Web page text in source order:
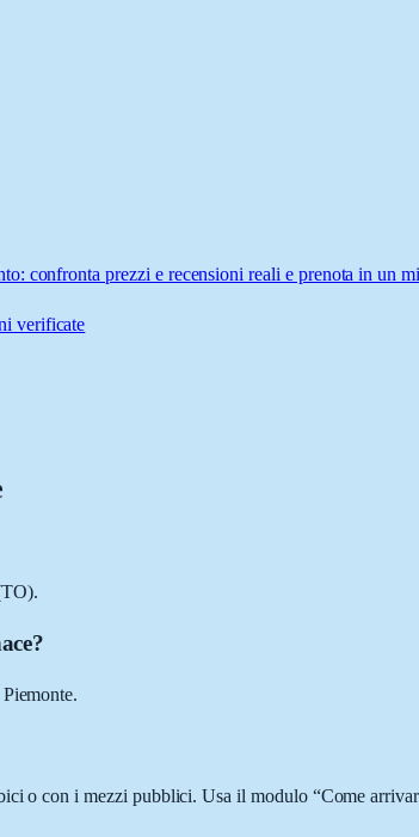
confronta prezzi e recensioni reali e prenota in un
verificate
o con i mezzi pubblici. Usa il modulo “Come